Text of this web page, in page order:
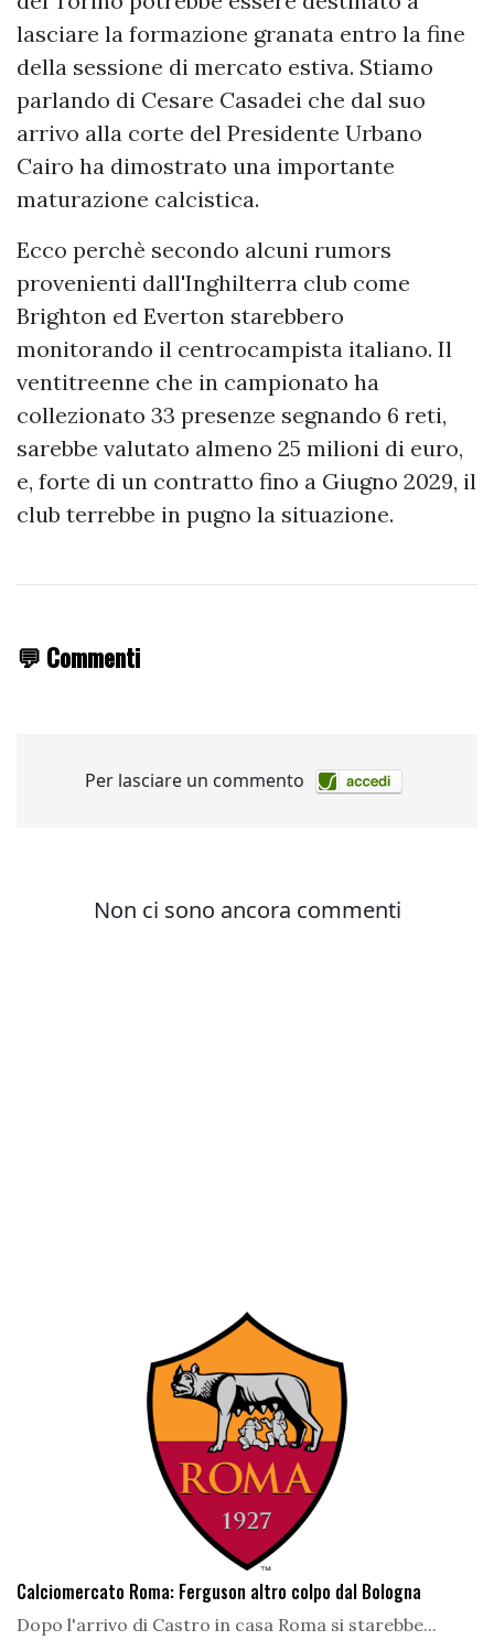
lasciare la formazione granata entro la fine
della sessione di mercato estiva. Stiamo
parlando di Cesare Casadei che dal suo
arrivo alla corte del Presidente Urbano
Cairo ha dimostrato una importante
maturazione calcistica.
Ecco perchè secondo alcuni rumors
provenienti dall'Inghilterra club come
Brighton ed Everton starebbero
monitorando il centrocampista italiano. Il
ventitreenne che in campionato ha
collezionato 33 presenze segnando 6 reti,
sarebbe valutato almeno 25 milioni di euro,
e, forte di un contratto fino a Giugno 2029, il
club terrebbe in pugno la situazione.
💬 Commenti
Calciomercato Roma: Ferguson altro colpo dal Bologna
Dopo l'arrivo di Castro in casa Roma si starebbe...